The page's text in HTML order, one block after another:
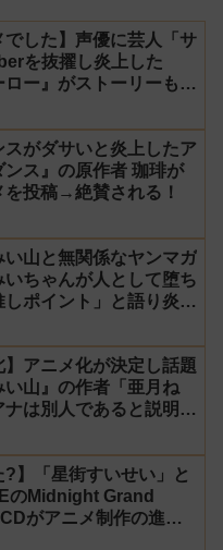
でした】声優に芸人「サ
を抜擢し炎上した
ロー』がストーリーもつ
スがダサいと炎上したア
ンス』の原作者 珈琲が
を投稿→絶賛される！
い山と無関係なヤンマガ
ちゃんが人として堕ち
しポイント」と語り炎上
】アニメ化が決定し話題
い山』の作者「亜月ね
ナは別人であると説明し
?】「星街すいせい」と
のMidnight Grand
がアニメ制作の進行